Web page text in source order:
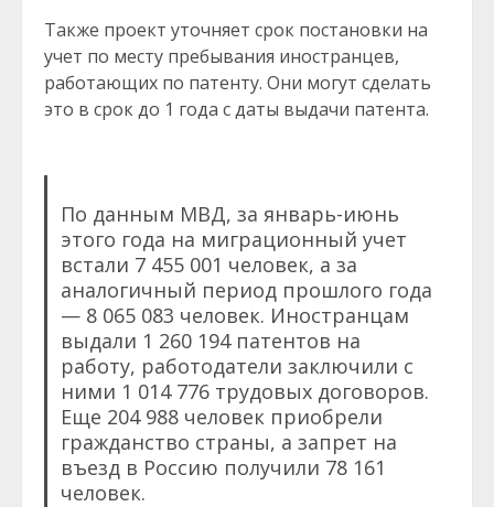
Также проект уточняет срок постановки на
учет по месту пребывания иностранцев,
работающих по патенту. Они могут сделать
это в срок до 1 года с даты выдачи патента.
По данным МВД, за январь-июнь
этого года на миграционный учет
встали 7 455 001 человек, а за
аналогичный период прошлого года
— 8 065 083 человек. Иностранцам
выдали 1 260 194 патентов на
работу, работодатели заключили с
ними 1 014 776 трудовых договоров.
Еще 204 988 человек приобрели
гражданство страны, а запрет на
въезд в Россию получили 78 161
человек.